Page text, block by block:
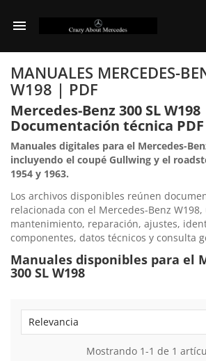

MANUALES MERCEDES-
W198 | PDF
Mercedes-Benz 300 SL
Documentación técnica PDF
Manuales digitales para el Mercedes-
incluyendo el coupé Gullwing y el
1954 y 1963.
Los archivos disponibles reúnen
relacionada con el Mercedes-Benz
mantenimiento, reparación, ajustes,
componentes, datos técnicos y consulta
Manuales disponibles para el
300 SL W198
Relevancia
Mostrando 1-1 de 1